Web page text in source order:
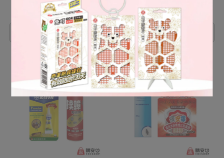
30g+免叮防蚊片30天
已銷售：210
NT$1,150NT$1,569
已售完
片100天
已銷售：1
NT$899 NT$1,799
已售完